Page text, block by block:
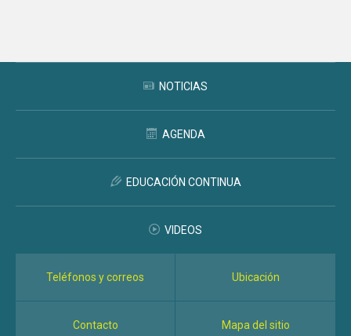
NOTICIAS
AGENDA
EDUCACIÓN CONTINUA
VIDEOS
Teléfonos y correos Ubicación
Contacto Mapa del sitio